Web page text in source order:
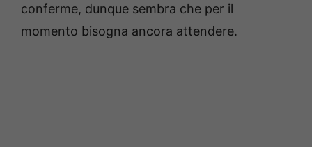
conferme, dunque sembra che per il
momento bisogna ancora attendere.